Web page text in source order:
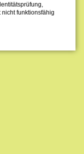
funktionsfähig